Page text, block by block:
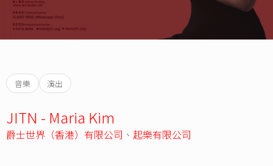
音樂 演出
JITN - Maria Kim
爵士世界（香港）有限公司 、 起樂有限公司